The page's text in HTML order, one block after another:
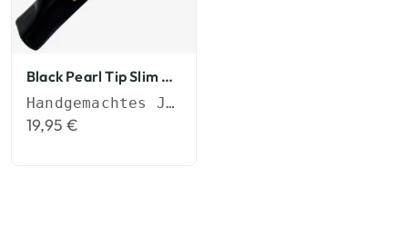
Black Pearl Tip Slim Tips
Handgemachtes Joint-Mundstück (6mm)
19,95€